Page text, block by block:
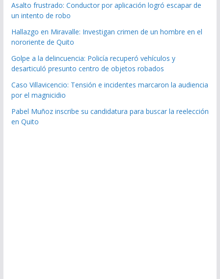
Asalto frustrado: Conductor por aplicación logró escapar de
un intento de robo
Hallazgo en Miravalle: Investigan crimen de un hombre en el
nororiente de Quito
Golpe a la delincuencia: Policía recuperó vehículos y
desarticuló presunto centro de objetos robados
Caso Villavicencio: Tensión e incidentes marcaron la audiencia
por el magnicidio
Pabel Muñoz inscribe su candidatura para buscar la reelección
en Quito